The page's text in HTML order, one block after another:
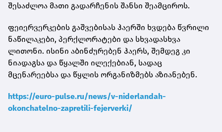
შესაძლოა მათი გადარჩენის შანსი შეამციროს.
ფეიერვერკების გაშვებისას ჰაერში ხვდება წვრილი
ნაწილაკები, პერქლორატები და სხვადასხვა
ლითონი. ისინი აბინძურებენ ჰაერს, შემდეგ კი
ნიადაგსა და წყალში ილექებიან, სადაც
მცენარეებსა და წყლის ორგანიზმებს აზიანებენ.
https://euro-pulse.ru/news/v-niderlandah-
okonchatelno-zapretili-fejerverki/